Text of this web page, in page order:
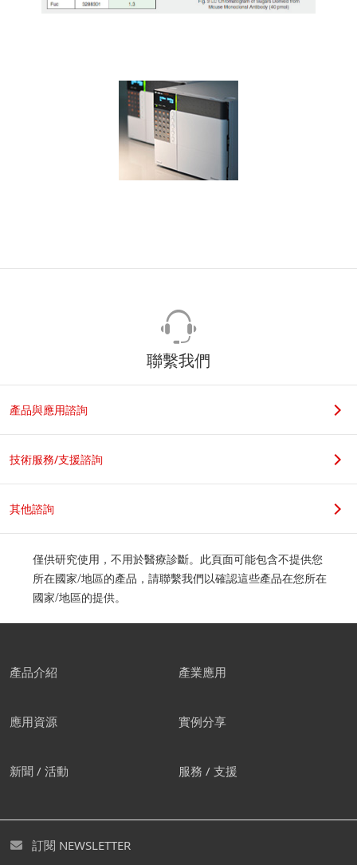
聯繫我們
產品與應用諮詢
技術服務/支援諮詢
其他諮詢
僅供研究使用，不用於醫療診斷。此頁面可能包含不提供您
所在國家/地區的產品，請聯繫我們以確認這些產品在您所在
國家/地區的提供。
產品介紹 產業應用
應用資源 實例分享
新聞 / 活動 服務 / 支援
訂閱 NEWSLETTER